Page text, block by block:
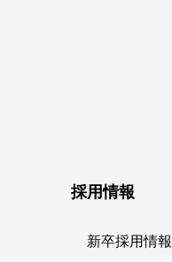
採用情報
新卒採用情報